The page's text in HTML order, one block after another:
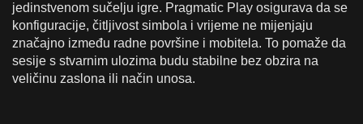
jedinstvenom sučelju igre. Pragmatic Play osigurava da se
konfiguracije, čitljivost simbola i vrijeme ne mijenjaju
značajno između radne površine i mobitela. To pomaže da
sesije s stvarnim ulozima budu stabilne bez obzira na
veličinu zaslona ili način unosa.